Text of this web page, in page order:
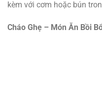
kèm với cơm hoặc bún
Cháo Ghẹ – Món Ăn Bồi